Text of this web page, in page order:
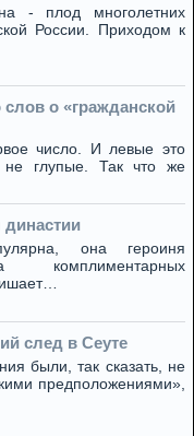
- плод многолетних
России. Приходом к
слов о «гражданской
число. И левые это
глупые. Так что же
она героиня
комплиментарных
след в Сеуте
были, так сказать, не
предположениями»,